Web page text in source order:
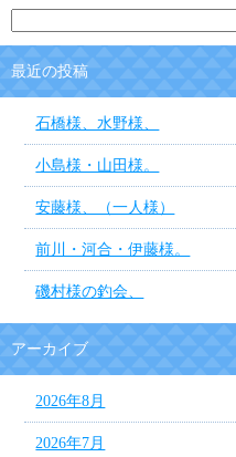
最近の投稿
石橋様、水野様、
小島様・山田様。
安藤様、（一人様）
前川・河合・伊藤様。
磯村様の釣会、
アーカイブ
2026年8月
2026年7月